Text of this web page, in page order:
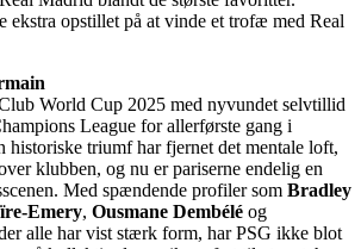
ekstra opstillet på at vinde et trofæ med Real
World Cup 2025 med nyvundet selvtillid
League for allerførste gang i
historiske triumf har fjernet det mentale loft,
klubben, og nu er pariserne endelig en
Med spændende profiler som Bradley
Emery, Ousmane Dembélé og
alle har vist stærk form, har PSG ikke blot